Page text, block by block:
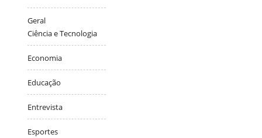
Geral
Ciência e Tecnologia
Economia
Educação
Entrevista
Esportes